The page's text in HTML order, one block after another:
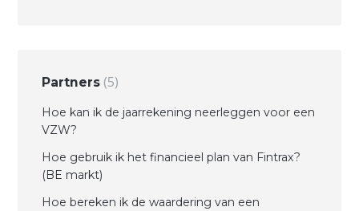
Partners 5
Hoe kan ik de jaarrekening neerleggen voor een
VZW?
Hoe gebruik ik het financieel plan van Fintrax?
(BE markt)
Hoe bereken ik de waardering van een